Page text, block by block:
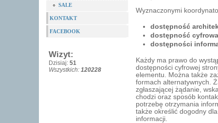
SALE
KONTAKT
FACEBOOK
Wizyt:
Dzisiaj: 51
Wszystkich: 120228
Wyznaczonymi
dostępność
dostępność
dostępności
Każdy ma prawo do
dostępności cyfrowej
elementu. Można także
formach alternatywnych.
zgłaszającej żądanie,
chodzi oraz sposób
potrzebę otrzymania
także określić dogodny
informacji.